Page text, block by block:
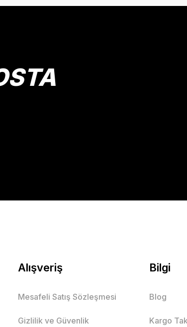
Alışveriş
Mesafeli Satış Sözleşmesi
Gizlilik ve Güvenlik
Bilgi
Blog
Kargo